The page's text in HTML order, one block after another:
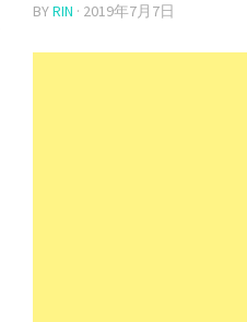
BYRIN · 2019年7月7日